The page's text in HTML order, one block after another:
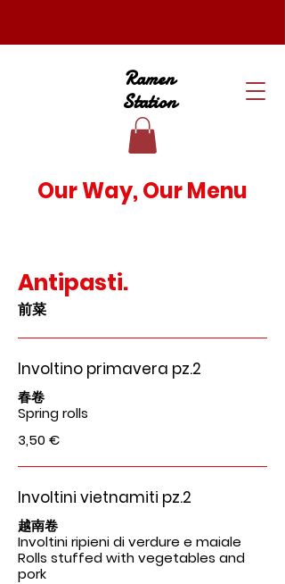
Ramen
Station
Our Way, Our Menu
Antipasti.
前菜
Involtino primavera pz.2
春卷
Spring rolls
3,50 €
Involtini vietnamiti pz.2
越南卷
Involtini ripieni di verdure e maiale
Rolls stuffed with vegetables and
pork